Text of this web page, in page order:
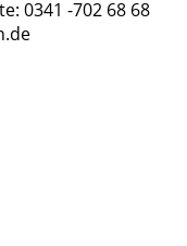
0341 -702 68 68